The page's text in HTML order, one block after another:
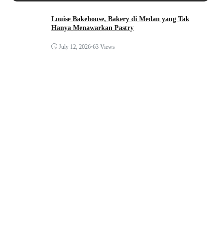
Louise Bakehouse, Bakery di Medan yang Tak
Hanya Menawarkan Pastry
July 12, 2026•63 Views